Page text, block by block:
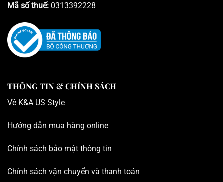
Mã số thuế: 0313392228
THÔNG TIN & CHÍNH SÁCH
Về K&A US Style
Hướng dẫn mua hàng online
Chính sách bảo mật thông tin
Chính sách vận chuyển và thanh toán